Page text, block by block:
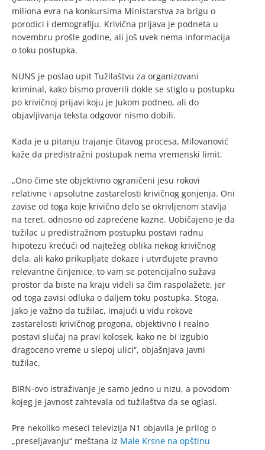
miliona evra na konkursima Ministarstva za brigu o
porodici i demografiju. Krivična prijava je podneta u
novembru prošle godine, ali još uvek nema informacija
o toku postupka.
NUNS je poslao upit Tužilaštvu za organizovani
kriminal, kako bismo proverili dokle se stiglo u postupku
po krivičnoj prijavi koju je Jukom podneo, ali do
objavljivanja teksta odgovor nismo dobili.
Kada je u pitanju trajanje čitavog procesa, Milovanović
kaže da predistražni postupak nema vremenski limit.
„Ono čime ste objektivno ograničeni jesu rokovi
relativne i apsolutne zastarelosti krivičnog gonjenja. Oni
zavise od toga koje krivično delo se okrivljenom stavlja
na teret, odnosno od zaprećene kazne. Uobičajeno je da
tužilac u predistražnom postupku postavi radnu
hipotezu krećući od najtežeg oblika nekog krivičnog
dela, ali kako prikupljate dokaze i utvrđujete pravno
relevantne činjenice, to vam se potencijalno sužava
prostor da biste na kraju videli sa čim raspolažete, jer
od toga zavisi odluka o daljem toku postupka. Stoga,
jako je važno da tužilac, imajući u vidu rokove
zastarelosti krivičnog progona, objektivno i realno
postavi slučaj na pravi kolosek, kako ne bi izgubio
dragoceno vreme u slepoj ulici“, objašnjava javni
tužilac.
BIRN-ovo istraživanje je samo jedno u nizu, a povodom
kojeg je javnost zahtevala od tužilaštva da se oglasi.
Pre nekoliko meseci televizija N1 objavila je prilog o
„preseljavanju“ meštana iz Male Krsne na opštinu